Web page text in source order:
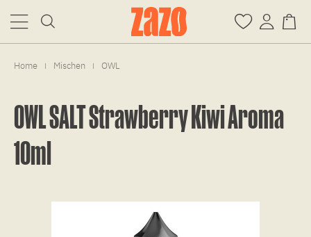
Home | Mischen | OWL
OWL SALT Strawberry Kiwi Aroma
10ml